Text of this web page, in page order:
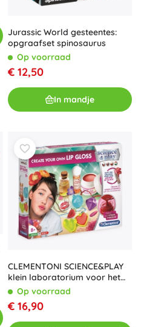
Jurassic World gesteentes:
opgraafset spinosaurus
Op voorraad
€ 12,50
In mandje
CLEMENTONI SCIENCE&PLAY
klein laboratorium voor het
maken van lippenbalsems
Op voorraad
€ 16,90